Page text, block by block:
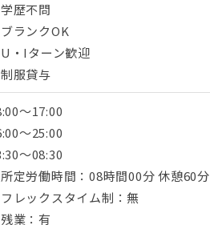
歴不問
ランクOK
・Iターン歓迎
服貸与
～17:00
～25:00
～08:30
定労働時間：08時間00分 休憩60分
レックスタイム制：無
業：有